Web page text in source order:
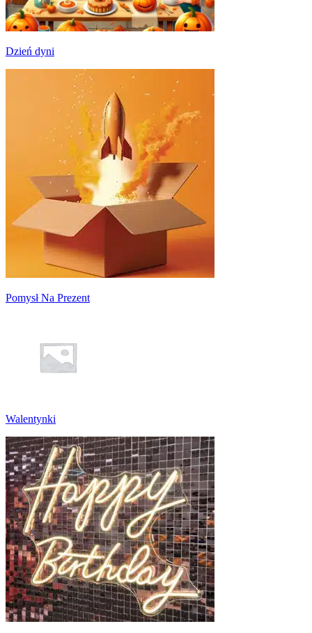
Dzień dyni
Pomysł Na Prezent
Walentynki